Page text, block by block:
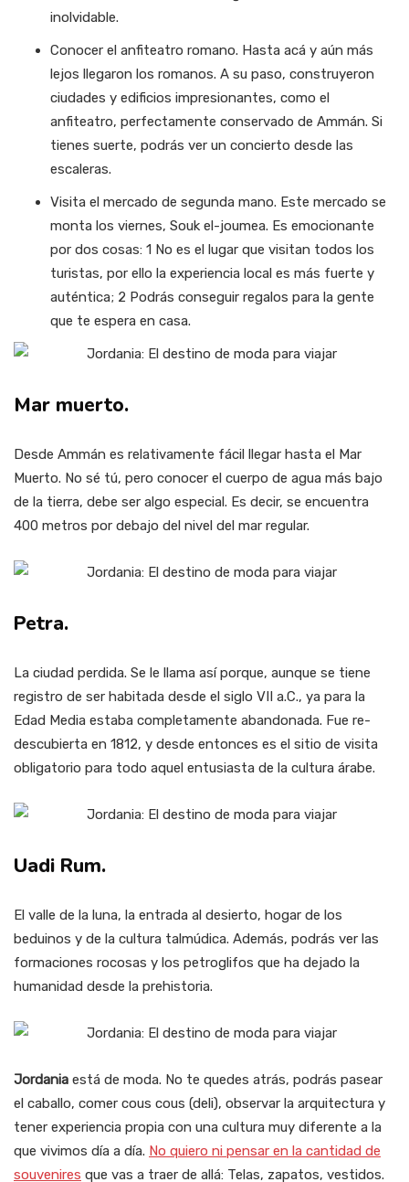
inolvidable.
Conocer el anfiteatro romano. Hasta acá y aún más
lejos llegaron los romanos. A su paso, construyeron
ciudades y edificios impresionantes, como el
anfiteatro, perfectamente conservado de Ammán. Si
tienes suerte, podrás ver un concierto desde las
escaleras.
Visita el mercado de segunda mano. Este mercado se
monta los viernes, Souk el-joumea. Es emocionante
por dos cosas: 1 No es el lugar que visitan todos los
turistas, por ello la experiencia local es más fuerte y
auténtica; 2 Podrás conseguir regalos para la gente
que te espera en casa.
Mar muerto.
Desde Ammán es relativamente fácil llegar hasta el Mar
Muerto. No sé tú, pero conocer el cuerpo de agua más bajo
de la tierra, debe ser algo especial. Es decir, se encuentra
400 metros por debajo del nivel del mar regular.
Petra.
La ciudad perdida. Se le llama así porque, aunque se tiene
registro de ser habitada desde el siglo VII a.C., ya para la
Edad Media estaba completamente abandonada. Fue re-
descubierta en 1812, y desde entonces es el sitio de visita
obligatorio para todo aquel entusiasta de la cultura árabe.
Uadi Rum.
El valle de la luna, la entrada al desierto, hogar de los
beduinos y de la cultura talmúdica. Además, podrás ver las
formaciones rocosas y los petroglifos que ha dejado la
humanidad desde la prehistoria.
Jordania está de moda. No te quedes atrás, podrás pasear
el caballo, comer cous cous (deli), observar la arquitectura y
tener experiencia propia con una cultura muy diferente a la
que vivimos día a día. No quiero ni pensar en la cantidad de
souvenires que vas a traer de allá: Telas, zapatos, vestidos.